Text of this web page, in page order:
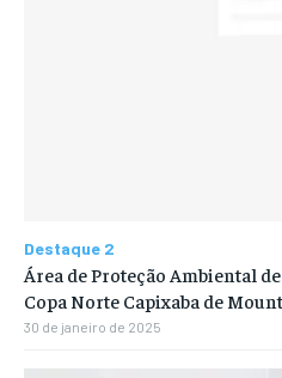
Destaque 2
Área de Proteção Ambiental
Copa Norte Capixaba de
30 de janeiro de 2025